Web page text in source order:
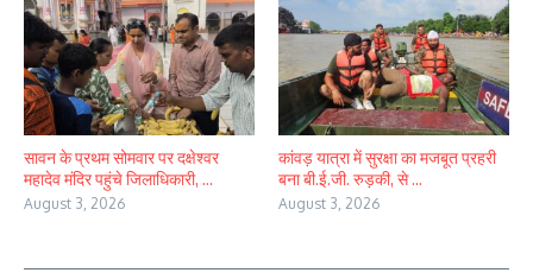
सावन के प्रथम सोमवार पर दक्षेश्वर
महादेव मंदिर पहुंचे जिलाधिकारी, ...
August 3, 2026
कांवड़ यात्रा में सुरक्षा का मजबूत प्रहरी
बना बी.ई.जी. रुड़की, से ...
August 3, 2026